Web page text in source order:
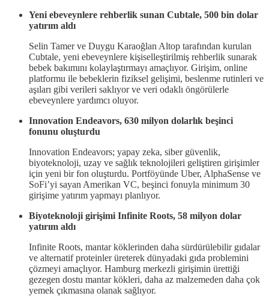
Yeni ebeveynlere rehberlik sunan Cubtale, 500 bin dolar
yatırım aldı
Selin Tamer ve Duygu Karaoğlan Altop tarafından kurulan
Cubtale, yeni ebeveynlere kişiselleştirilmiş rehberlik sunarak
bebek bakımını kolaylaştırmayı amaçlıyor. Girişim, online
platformu ile bebeklerin fiziksel gelişimi, beslenme rutinleri ve
aşıları gibi verileri saklıyor ve veri odaklı öngörülerle
ebeveynlere yardımcı oluyor.
Innovation Endeavors, 630 milyon dolarlık beşinci
fonunu oluşturdu
Innovation Endeavors; yapay zeka, siber güvenlik,
biyoteknoloji, uzay ve sağlık teknolojileri geliştiren girişimler
için yeni bir fon oluşturdu. Portföyünde Uber, AlphaSense ve
SoFi’yi sayan Amerikan VC, beşinci fonuyla minimum 30
girişime yatırım yapmayı planlıyor.
Biyoteknoloji girişimi Infinite Roots, 58 milyon dolar
yatırım aldı
Infinite Roots, mantar köklerinden daha sürdürülebilir gıdalar
ve alternatif proteinler üreterek dünyadaki gıda problemini
çözmeyi amaçlıyor. Hamburg merkezli girişimin ürettiği
gezegen dostu mantar kökleri, daha az malzemeden daha çok
yemek çıkmasına olanak sağlıyor.